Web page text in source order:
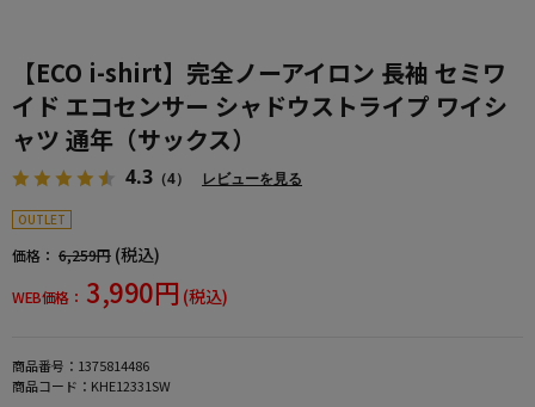
【ECO i-shirt】完全ノーアイロン 長袖 セミワ
イド エコセンサー シャドウストライプ ワイシ
ャツ 通年（サックス）
4.3 （4） レビューを見る
OUTLET
価格： 6,259円 (税込)
WEB価格： 3,990円 (税込)
商品番号： 1375814486
商品コード： KHE12331SW